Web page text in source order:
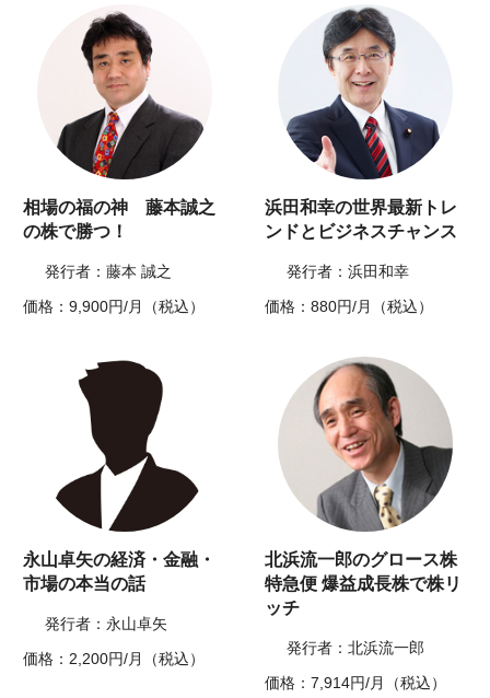
相場の福の神 藤本誠之
の株で勝つ！
発行者：藤本 誠之
価格：9,900円/月（税込）
浜田和幸の世界最新トレ
ンドとビジネスチャンス
発行者：浜田和幸
価格：880円/月（税込）
永山卓矢の経済・金融・
市場の本当の話
発行者：永山卓矢
価格：2,200円/月（税込）
北浜流一郎のグロース株
特急便 爆益成長株で株リ
ッチ
発行者：北浜流一郎
価格：7,914円/月（税込）